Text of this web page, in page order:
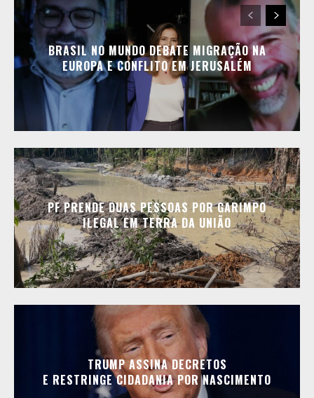
BRASIL NO MUNDO DEBATE MIGRAÇÃO NA
EUROPA E CONFLITO EM JERUSALÉM
PF PRENDE DUAS PESSOAS POR GARIMPO
ILEGAL EM TERRA DA UNIÃO
TRUMP ASSINA DECRETOS
E RESTRINGE CIDADANIA POR NASCIMENTO